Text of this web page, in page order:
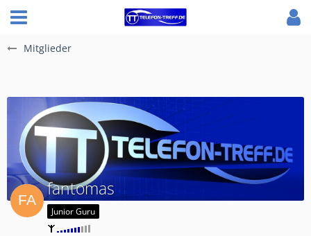
Mitglieder
fantomas
Junior Guru